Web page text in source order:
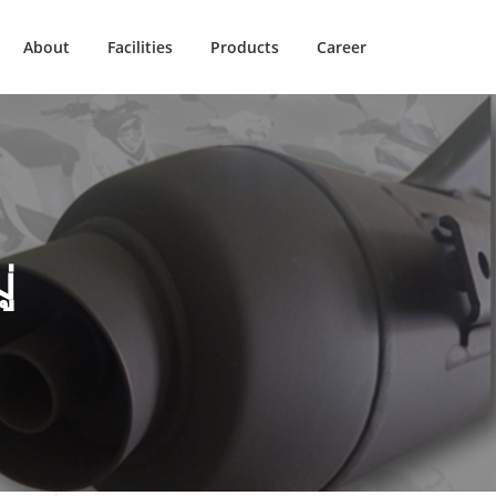
About Facilities Products Career